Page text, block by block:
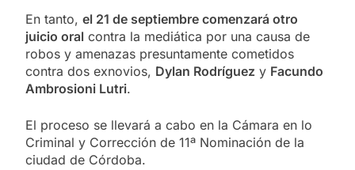
En tanto, el 21 de septiembre comenzará otro
juicio oral contra la mediática por una causa de
robos y amenazas presuntamente cometidos
contra dos exnovios, Dylan Rodríguez y Facundo
Ambrosioni Lutri.
El proceso se llevará a cabo en la Cámara en lo
Criminal y Corrección de 11ª Nominación de la
ciudad de Córdoba.